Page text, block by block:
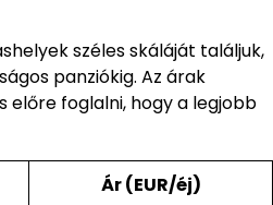
széles skáláját találjuk,
panziókig. Az árak
előre foglalni, hogy a legjobb
Ár (EUR/éj)